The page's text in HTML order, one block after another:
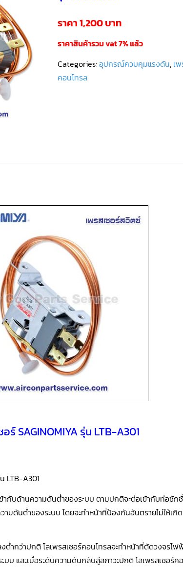
ราคา 1,200 บาท
ราคาสินค้ารวม vat 7% แล้ว
Categories: อุปกรณ์ควบคุมแรงดัน, เ
คอนโทรล
อร์ SAGINOMIYA รุ่น LTB-A301
LTB-A301
ากับด้านความดันต่ำของระบบ ตามปกติจะต่อเข้ากับท่อซัก
มดันต่ำของระบบ โดยจะทำหน้าที่ป้องกันอันตรายไม่ให้เกิ
ำกว่าปกติ โลเพรสเชอร์คอนโทรลจะทำหน้าที่ตัดวงจรไฟ
บ และเมื่อระดับความดันกลับสู่สภาวะปกติ โลเพรสเชอร์ค